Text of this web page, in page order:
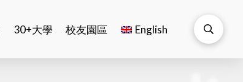
30+大學 校友園區 English